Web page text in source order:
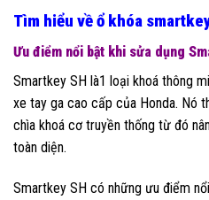
Tìm hiểu về ổ khóa
Ưu điểm nổi bật khi sửa dụng
Smartkey SH là1 loại khoá thông
xe tay ga cao cấp của Honda. Nó
chìa khoá cơ truyền thống từ đó
toàn diện.
Smartkey SH có những ưu điểm